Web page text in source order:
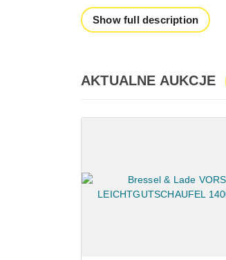
Show full description
AKTUALNE AUKCJE